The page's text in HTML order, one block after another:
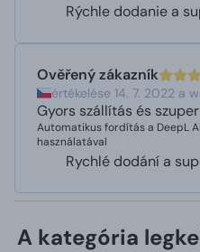
Rýchle dodanie a
Ověřený zákazník
értékelése 14. 7. 2022 a
Gyors szállítás és
Automatikus fordítás a DeepL Ai
használatával
Rychlé dodání a
A kategória